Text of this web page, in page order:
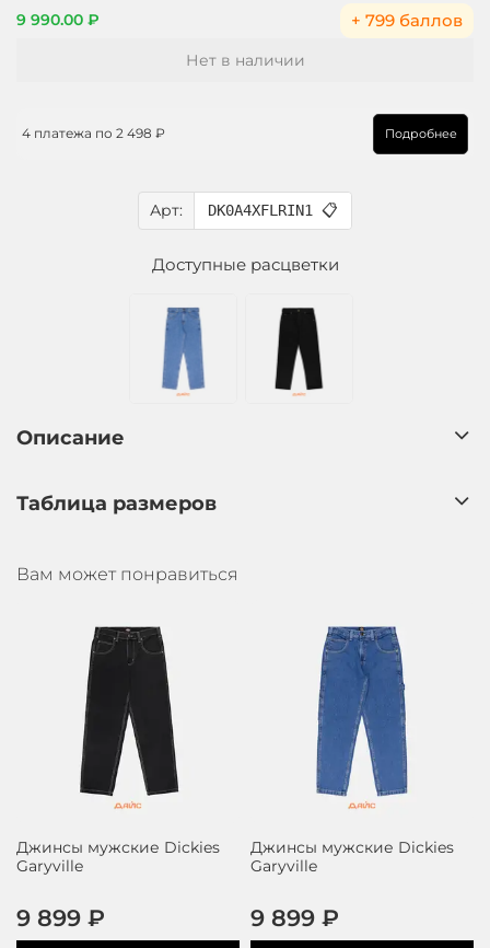
9 990.00 ₽ + 799 баллов
Арт: DK0A4XFLRIN1 📋
Нет в наличии
4 платежа по 2 498 ₽ Подробнее
Доступные расцветки
Описание
Таблица размеров
Вам может понравиться
Джинсы мужские Dickies
Garyville
9 899 ₽
Джинсы мужские Dickies
Garyville
9 899 ₽